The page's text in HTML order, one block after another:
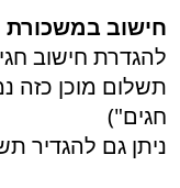
חישוב במשכורת
להגדרת חישוב
תשלום מוכן כזה
חגים")
ניתן גם להגדיר